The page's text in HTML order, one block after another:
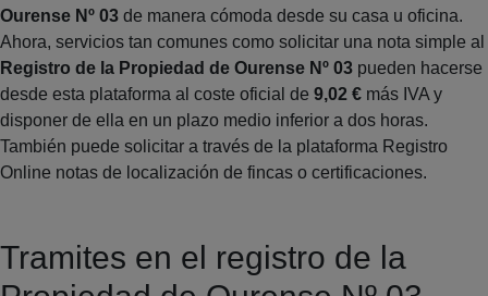
Ourense Nº 03 de manera cómoda desde su casa u oficina.
Ahora, servicios tan comunes como solicitar una nota simple al
Registro de la Propiedad de Ourense Nº 03 pueden hacerse
desde esta plataforma al coste oficial de 9,02 € más IVA y
disponer de ella en un plazo medio inferior a dos horas.
También puede solicitar a través de la plataforma Registro
Online notas de localización de fincas o certificaciones.
Tramites en el registro de la